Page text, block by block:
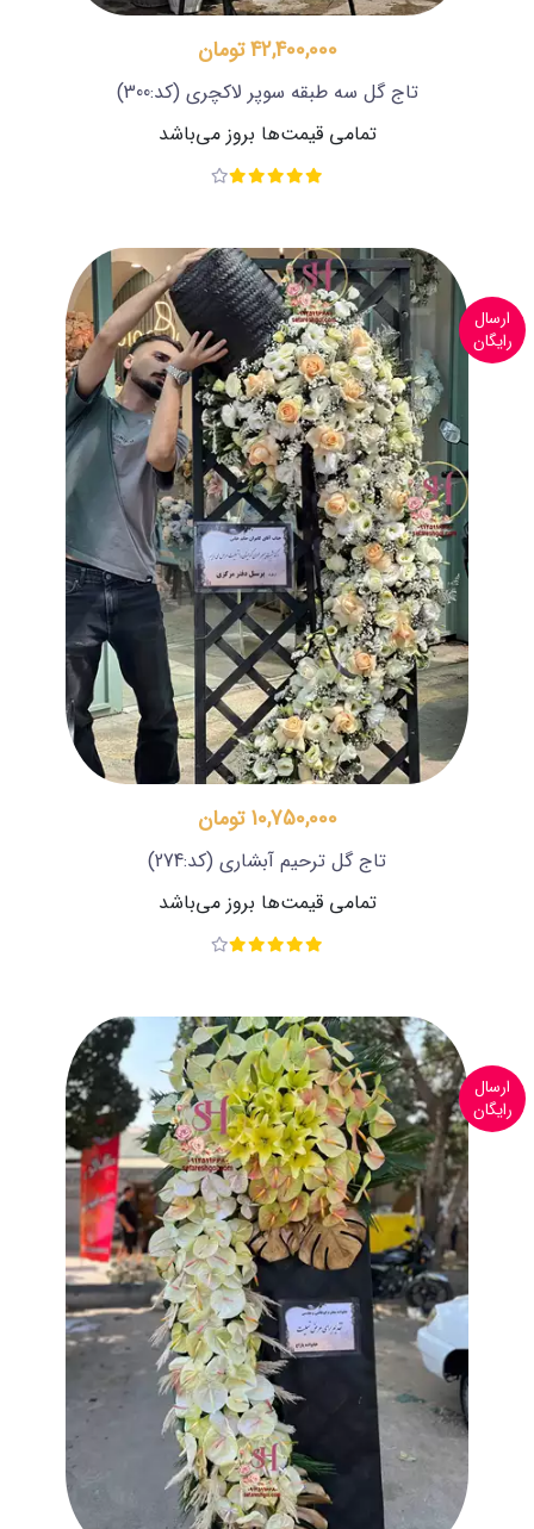
42,400,000 تومان
تاج گل سه طبقه سوپر لاکچری (کد:300)
تمامی قیمت‌ها بروز می‌باشد
ارسال
رایگان
10,750,000 تومان
تاج گل ترحیم آبشاری (کد:274)
تمامی قیمت‌ها بروز می‌باشد
ارسال
رایگان